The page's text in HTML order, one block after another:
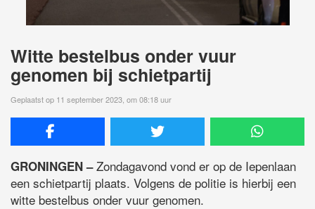
Witte bestelbus onder vuur
genomen bij schietpartij
Geplaatst op 11 september 2023, om 08:18 uur
GRONINGEN –Zondagavond vond er op de Iepenlaan
een schietpartij plaats. Volgens de politie is hierbij een
witte bestelbus onder vuur genomen.